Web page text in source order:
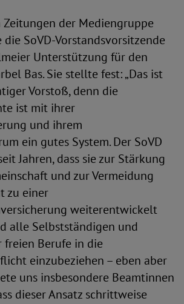
Zeitungen der Mediengruppe
SoVD-Vorstandsvorsitzende
Unterstützung für den
Bas. Sie stellte fest: „Das ist
Vorstoß, denn die
ist mit ihrer
und ihrem
ein gutes System. Der SoVD
Jahren, dass sie zur Stärkung
und zur Vermeidung
zu einer
weiterentwickelt
alle Selbstständigen und
freien Berufe in die
einzubeziehen – eben aber
uns insbesondere Beamtinnen
dieser Ansatz schrittweise